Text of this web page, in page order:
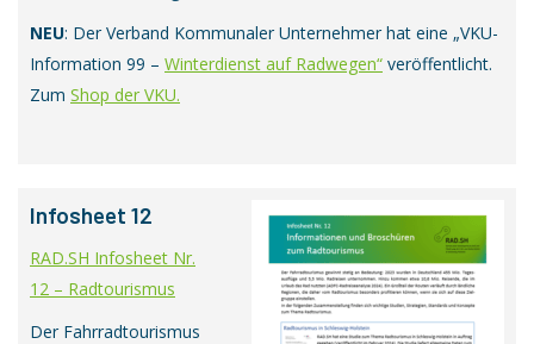
NEU: Der Verband Kommunaler Unternehmer hat eine „VKU-
Information 99 – Winterdienst auf Radwegen“ veröffentlicht.
Zum Shop der VKU.
Infosheet 12
RAD.SH Infosheet Nr.
12 – Radtourismus
Der Fahrradtourismus